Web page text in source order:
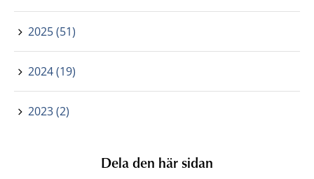
2025 (51)
2024 (19)
2023 (2)
Dela den här sidan